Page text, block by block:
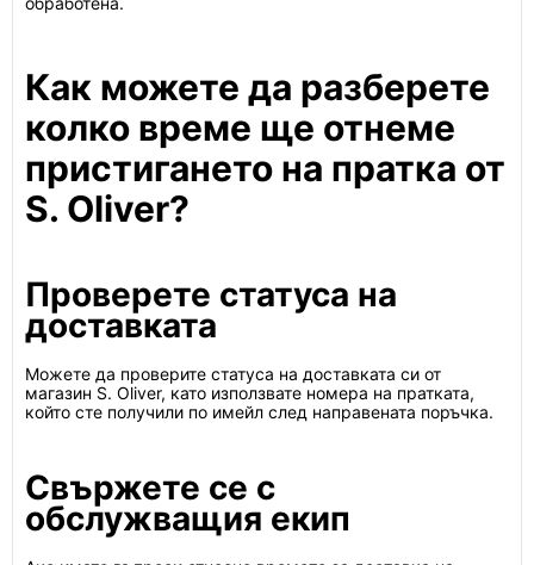
Как можете да разберете
колко време ще отнеме
пристигането на пратка от
S. Oliver?
Проверете статуса на
доставката
Можете да проверите статуса на доставката си от
магазин S. Oliver, като използвате номера на пратката,
който сте получили по имейл след направената поръчка.
Свържете се с
обслужващия екип